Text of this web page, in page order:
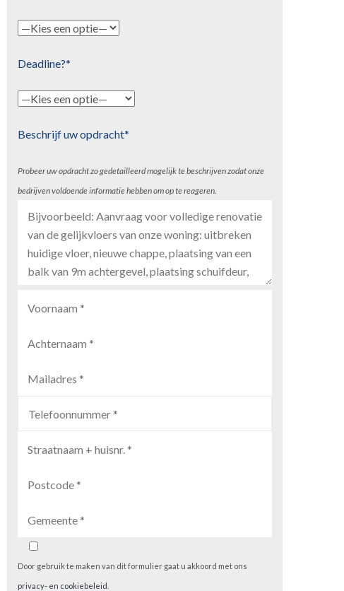
Deadline?*
Beschrijf uw opdracht*
Probeer uw opdracht zo gedetailleerd mogelijk te beschrijven zodat onze
bedrijven voldoende informatie hebben om op te reageren.
Door gebruik te maken van dit formulier gaat u akkoord met ons
privacy- en cookiebeleid